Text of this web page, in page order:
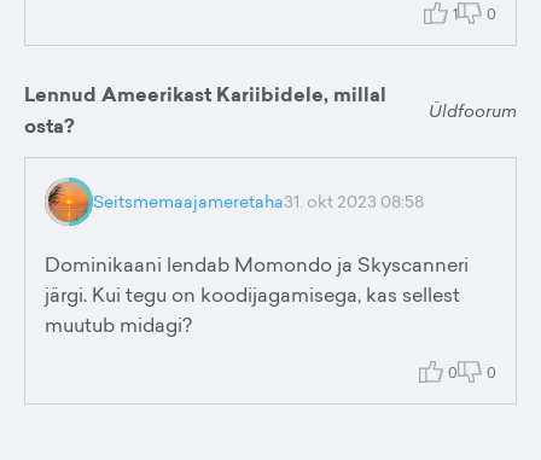
1 0
Lennud Ameerikast Kariibidele, millal
osta?
Üldfoorum
Seitsmemaajameretaha31. okt 2023 08:58
Dominikaani lendab Momondo ja Skyscanneri
järgi. Kui tegu on koodijagamisega, kas sellest
muutub midagi?
0 0